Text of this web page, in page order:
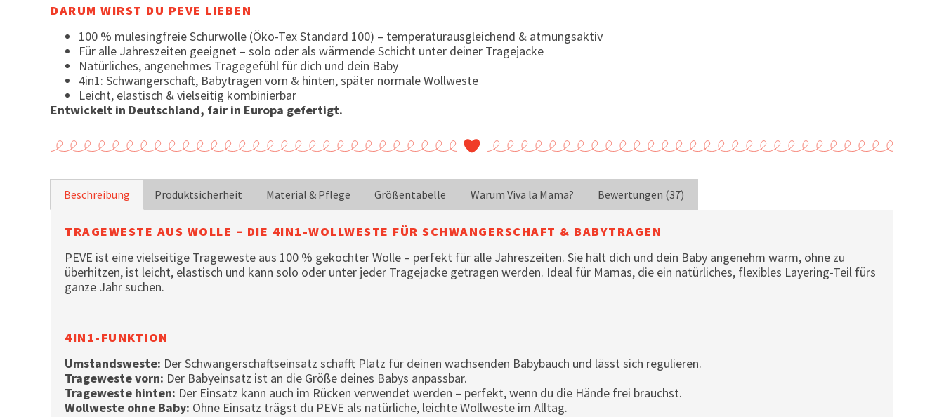
DARUM WIRST DU PEVE LIEBEN
100 % mulesingfreie Schurwolle (Öko-Tex Standard 100) – temperaturausgleichend & atmungsaktiv
Für alle Jahreszeiten geeignet – solo oder als wärmende Schicht unter deiner Tragejacke
Natürliches, angenehmes Tragegefühl für dich und dein Baby
4in1: Schwangerschaft, Babytragen vorn & hinten, später normale Wollweste
Leicht, elastisch & vielseitig kombinierbar
Entwickelt in Deutschland, fair in Europa gefertigt.
Beschreibung Produktsicherheit Material & Pflege Größentabelle Warum Viva la Mama? Bewertungen (37)
TRAGEWESTE AUS WOLLE – DIE 4IN1-WOLLWESTE FÜR SCHWANGERSCHAFT & BABYTRAGEN
PEVE ist eine vielseitige Trageweste aus 100 % gekochter Wolle – perfekt für alle Jahreszeiten. Sie hält dich und dein Baby angenehm warm, ohne zu
überhitzen, ist leicht, elastisch und kann solo oder unter jeder Tragejacke getragen werden. Ideal für Mamas, die ein natürliches, flexibles Layering-Teil fürs
ganze Jahr suchen.
4IN1-FUNKTION
Umstandsweste: Der Schwangerschaftseinsatz schafft Platz für deinen wachsenden Babybauch und lässt sich regulieren.
Trageweste vorn: Der Babyeinsatz ist an die Größe deines Babys anpassbar.
Trageweste hinten: Der Einsatz kann auch im Rücken verwendet werden – perfekt, wenn du die Hände frei brauchst.
Wollweste ohne Baby: Ohne Einsatz trägst du PEVE als natürliche, leichte Wollweste im Alltag.